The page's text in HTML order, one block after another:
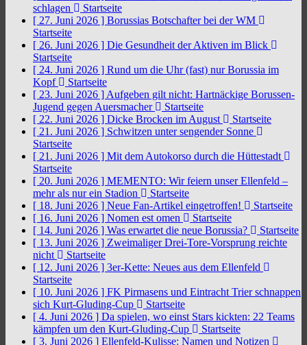
schlagen
Startseite
[ 27. Juni 2026 ] Borussias Botschafter bei der WM
Startseite
[ 26. Juni 2026 ] Die Gesundheit der Aktiven im Blick
Startseite
[ 24. Juni 2026 ] Rund um die Uhr (fast) nur Borussia im
Kopf
Startseite
[ 23. Juni 2026 ] Aufgeben gilt nicht: Hartnäckige Borussen-
Jugend gegen Auersmacher
Startseite
[ 22. Juni 2026 ] Dicke Brocken im August
Startseite
[ 21. Juni 2026 ] Schwitzen unter sengender Sonne
Startseite
[ 21. Juni 2026 ] Mit dem Autokorso durch die Hüttestadt
Startseite
[ 20. Juni 2026 ] MEMENTO: Wir feiern unser Ellenfeld –
mehr als nur ein Stadion
Startseite
[ 18. Juni 2026 ] Neue Fan-Artikel eingetroffen!
Startseite
[ 16. Juni 2026 ] Nomen est omen
Startseite
[ 14. Juni 2026 ] Was erwartet die neue Borussia?
Startseite
[ 13. Juni 2026 ] Zweimaliger Drei-Tore-Vorsprung reichte
nicht
Startseite
[ 12. Juni 2026 ] 3er-Kette: Neues aus dem Ellenfeld
Startseite
[ 10. Juni 2026 ] FK Pirmasens und Eintracht Trier schnappen
sich Kurt-Gluding-Cup
Startseite
[ 4. Juni 2026 ] Da spielen, wo einst Stars kickten: 22 Teams
kämpfen um den Kurt-Gluding-Cup
Startseite
[ 3. Juni 2026 ] Ellenfeld-Kulisse: Namen und Notizen